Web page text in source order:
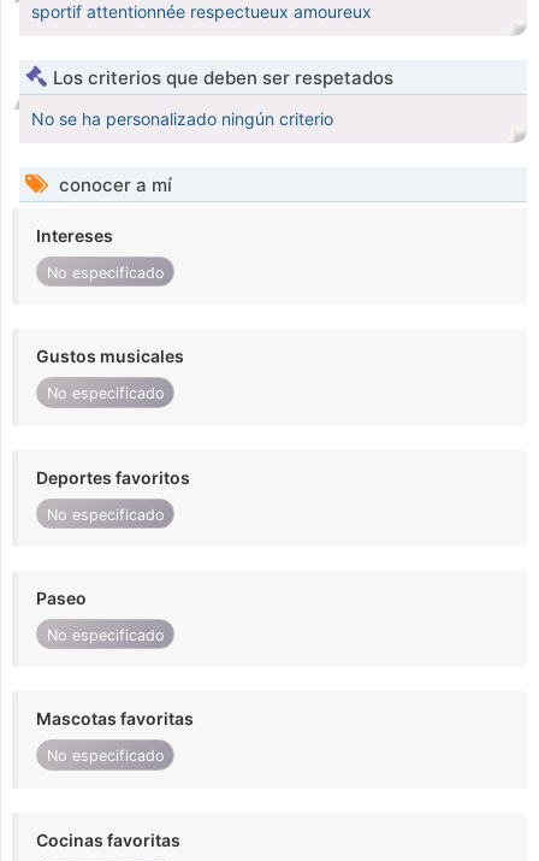
sportif attentionnée respectueux amoureux
Los criterios que deben ser respetados
No se ha personalizado ningún criterio
conocer a mí
Intereses
No especificado
Gustos musicales
No especificado
Deportes favoritos
No especificado
Paseo
No especificado
Mascotas favoritas
No especificado
Cocinas favoritas